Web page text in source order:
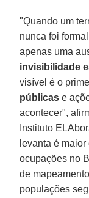
"Quando um
nunca foi
apenas uma
invisibilidade
visível é o
públicas e
acontecer",
Instituto
levanta é
ocupações no
de
populações